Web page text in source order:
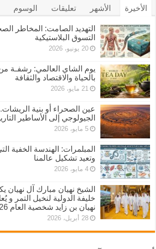
الأخيرة الأشهر تعليقات الوسوم
التهديد الصامت: المخاطر
التسوق البلاستيكية
20 يونيو، 2026
يوم الشاي العالمي: رشفـة من
بالحياة والاقتصاد والثقافة
21 مايو، 2026
عين الصحراء أو بنية
الجيولوجي إلى الأساطير
5 مايو، 2026
المبلمرات: الهندسة الخفية
وتعيد تشكيل عالمنا
4 مايو، 2026
الشيخ نهيان مبارك آل نهيان
خليفة الدولية لنخيل التمر و
نهيان بن زايد شخصية العام 2026
28 أبريل، 2026